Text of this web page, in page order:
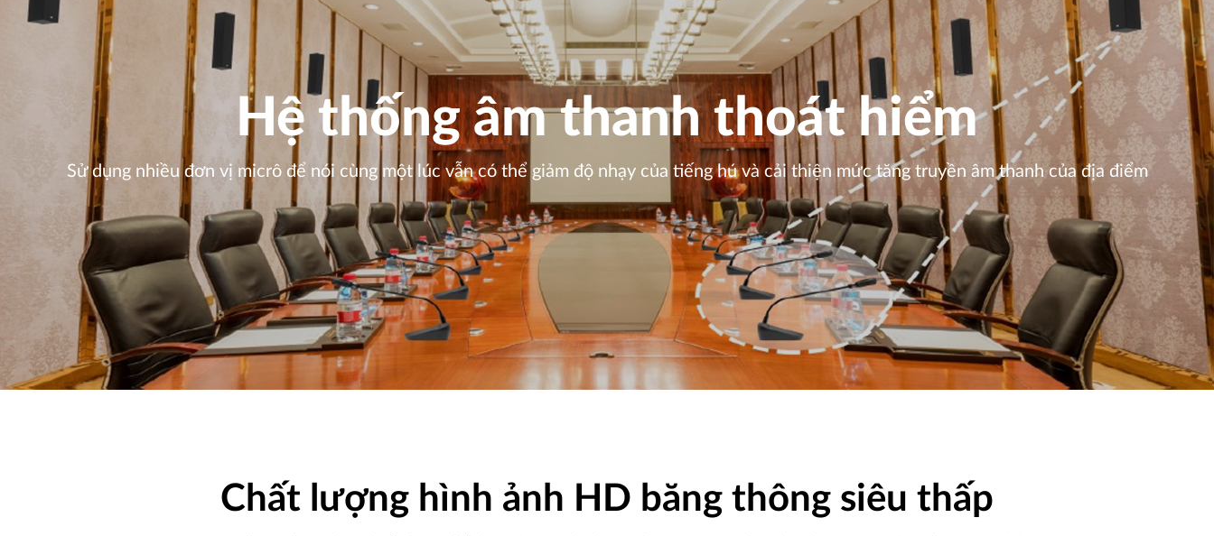
Hệ thống âm thanh thoát hiểm
Sử dụng nhiều đơn vị micrô để nói cùng một lúc vẫn có thể giảm độ nhạy của tiếng hú và cải thiện mức tăng truyền âm thanh của địa điểm
Chất lượng hình ảnh HD băng thông siêu thấp